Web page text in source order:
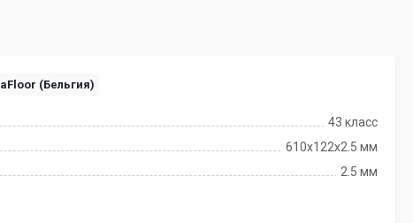
(Бельгия)
43 класс
610х122х2.5 мм
2.5 мм